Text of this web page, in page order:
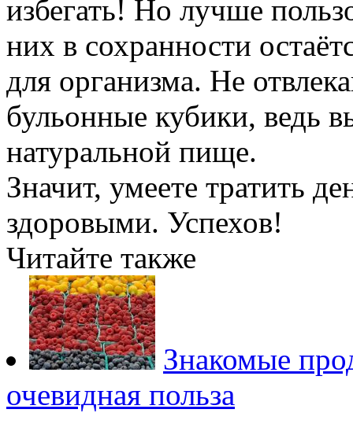
избегать! Но лучше
них в сохранности
для организма. Не
бульонные кубики, ведь
натуральной пище.
Значит, умеете тратить
здоровыми. Успехов!
Читайте также
Знакомые
очевидная польза